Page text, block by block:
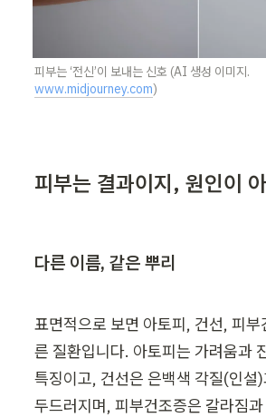
www.midjourney.com)
피부는 결과이지, 원인이
다른 이름, 같은 뿌리
표면적으로 보면 아토피, 건선, 피
른 질환입니다. 아토피는 가려움과
특징이고, 건선은 은백색 각질(인설
두드러지며, 피부건조증은 갈라짐